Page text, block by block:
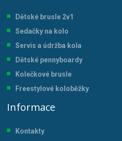
Dětské brusle 2v1
Sedačky na kolo
Servis a údržba kola
Dětské pennyboardy
Kolečkové brusle
Freestylové koloběžky
Informace
Kontakty